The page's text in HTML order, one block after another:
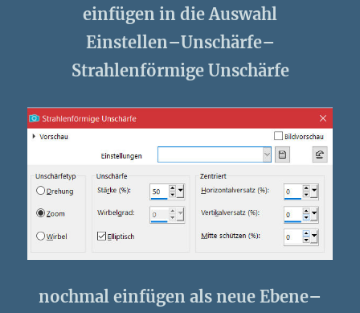
einfügen in die Auswahl
Einstellen–Unschärfe–
Strahlenförmige Unschärfe
nochmal einfügen als neue Ebene–